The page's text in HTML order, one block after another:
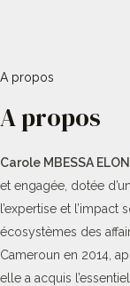
A propos
A propos
Carole MBESSA
et engagée, dotée
l’expertise et
écosystèmes des
Cameroun en 2014,
elle a acquis